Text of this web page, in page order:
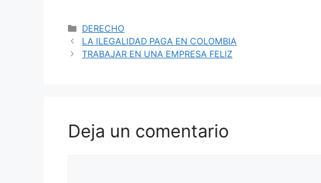
Categorías
DERECHO
LA ILEGALIDAD PAGA EN COLOMBIA
TRABAJAR EN UNA EMPRESA FELIZ
Deja un comentario